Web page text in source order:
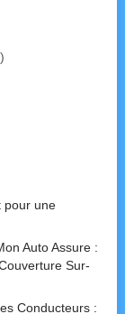
pour une
Auto Assure :
Sur-
Conducteurs :